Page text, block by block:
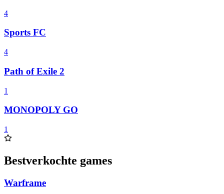
4
Sports FC
4
Path of Exile 2
1
MONOPOLY GO
1
Bestverkochte games
Warframe